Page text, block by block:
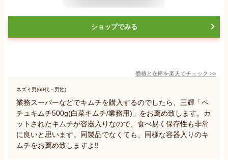
ショップでみる
価格と在庫を楽天でチェック >>
ネズミ男(60代・男性)
業務スーパーなどでキムチを購入するのでしたら、三輝「ペ
チュキムチ500g(白菜キムチ/業務用)」をお薦め致します。カ
ットされたキムチが容器入りなので、食べ易く保存性も非常
に良いと思います。同製品でなくても、同様な容器入りのキ
ムチをお薦め致しますよ‼️